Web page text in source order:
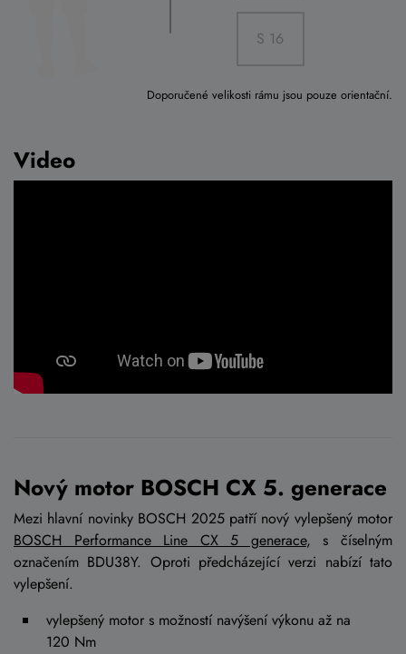
S 16
Doporučené velikosti rámu jsou pouze orientační.
Video
Nový motor BOSCH CX 5. generace
Mezi hlavní novinky BOSCH 2025 patří nový vylepšený motor
BOSCH Performance Line CX 5 generace, s číselným
označením BDU38Y. Oproti předcházející verzi nabízí tato
vylepšení.
vylepšený motor s možností navýšení výkonu až na
120 Nm